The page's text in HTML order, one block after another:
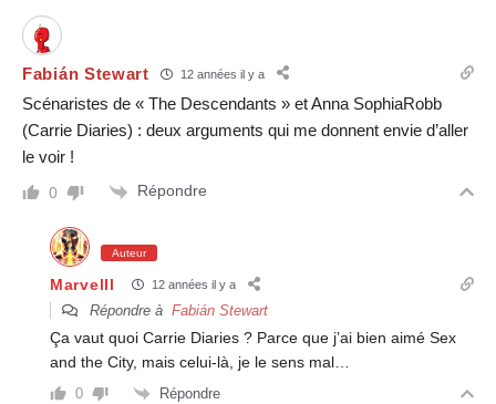
Fabián Stewart 12 années il y a
Scénaristes de « The Descendants » et Anna SophiaRobb
(Carrie Diaries) : deux arguments qui me donnent envie d’aller
le voir !
0 Répondre
Auteur
Marvelll 12 années il y a
Répondre à Fabián Stewart
Ça vaut quoi Carrie Diaries ? Parce que j’ai bien aimé Sex
and the City, mais celui-là, je le sens mal…
0 Répondre